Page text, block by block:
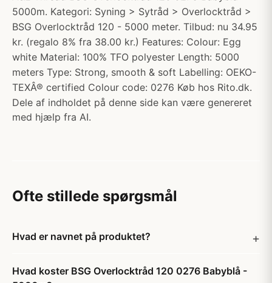
5000m. Kategori: Syning > Sytråd > Overlocktråd >
BSG Overlocktråd 120 - 5000 meter. Tilbud: nu 34.95
kr. (regalo 8% fra 38.00 kr.) Features: Colour: Egg
white Material: 100% TFO polyester Length: 5000
meters Type: Strong, smooth & soft Labelling: OEKO-
TEXÂ® certified Colour code: 0276 Køb hos Rito.dk.
Dele af indholdet på denne side kan være genereret
med hjælp fra AI.
Ofte stillede spørgsmål
Hvad er navnet på produktet?
Hvad koster BSG Overlocktråd 120 0276 Babyblå -